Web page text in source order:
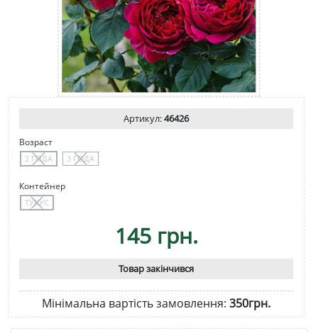
Артикул:46426
Возраст
2 ГОДА 3 ГОДА
Контейнер
ТУБУС
145 грн.
Товар закінчився
Мінімальна вартість замовлення: 350грн.